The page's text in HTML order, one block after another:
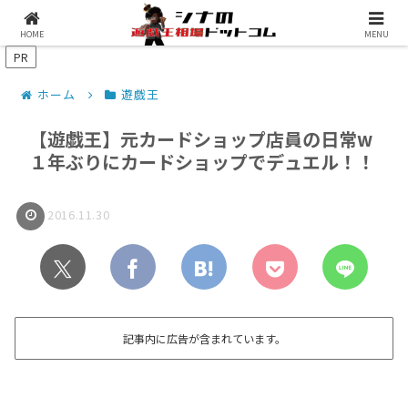
シナコムについて
PR
ホーム 遊戯王
【遊戯王】元カードショップ店員の日常w
１年ぶりにカードショップでデュエル！！
2016.11.30
記事内に広告が含まれています。
HOME MENU